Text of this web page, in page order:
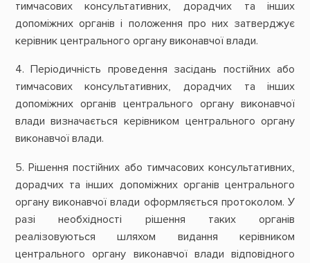
тимчасових консультативних, дорадчих та інших
допоміжних органів і положення про них затверджує
керівник центрального органу виконавчої влади.
4. Періодичність проведення засідань постійних або
тимчасових консультативних, дорадчих та інших
допоміжних органів центрального органу виконавчої
влади визначається керівником центрального органу
виконавчої влади.
5. Рішення постійних або тимчасових консультативних,
дорадчих та інших допоміжних органів центрального
органу виконавчої влади оформляється протоколом. У
разі необхідності рішення таких органів
реалізовуються шляхом видання керівником
центрального органу виконавчої влади відповідного